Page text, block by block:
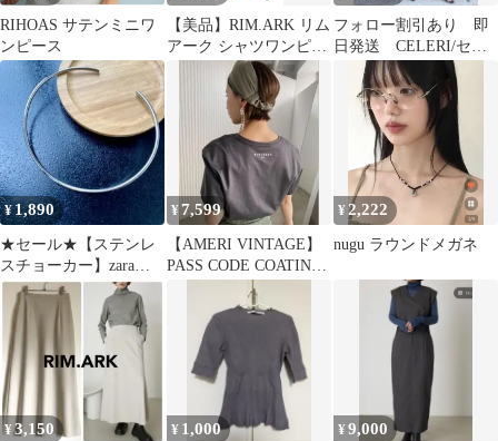
RIHOAS サテンミニワ
ンピース
【美品】RIM.ARK リム
アーク シャツワンピー
ス ロングワンピース 36
フォロー割引あり 即
日発送 CELERI/セル
リBACK スリットワン
ピース 黒
¥1,890
★セール★【ステンレ
スチョーカー】zara
drawer beams roku系
¥ 7,599
【AMERI VINTAGE】
PASS CODE COATING
¥2,222
nugu ラウンドメガネ
¥3,150 ¥ 1,000 ¥9,000